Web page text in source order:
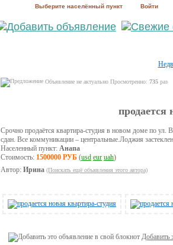
Выберите населённый пункт Войти
Объявление не актуально Просмотренно: 735раз
продается
Срочно продаётся квартира-студия в новом доме по
сдан. Все коммуникации – центральные.Лоджия
Населенный пункт: Анапа
Стоимость: 1500000 РУБ(usd eur uah)
Автор: Ирина (Поискать ещё объявления этого автора)
Добавить